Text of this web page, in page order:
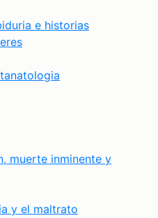
e historias
muerte inminente y
y el maltrato